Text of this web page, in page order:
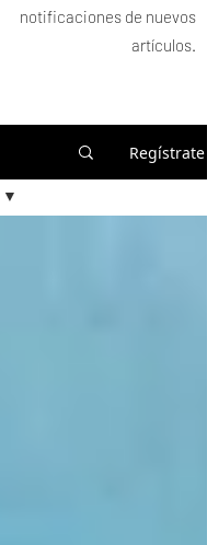
notificaciones de nuevos
artículos.
Regístrate